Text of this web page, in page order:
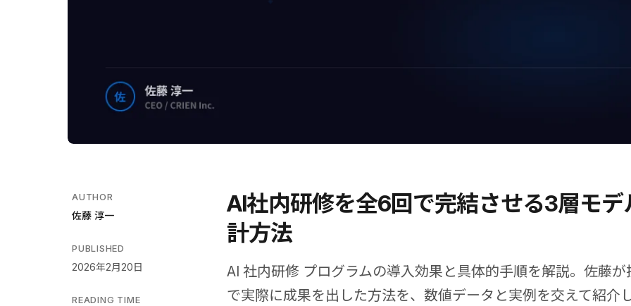
AUTHOR
佐藤 淳一
PUBLISHED
2026年2月20日
READING TIME
AI社内研修を全6回で完結させる3層モデ
計方法
AI 社内研修 プログラムの導入効果と具体的手順を解説。佐藤が
で実際に成果を出した方法を、数値データと実例を交えて紹介